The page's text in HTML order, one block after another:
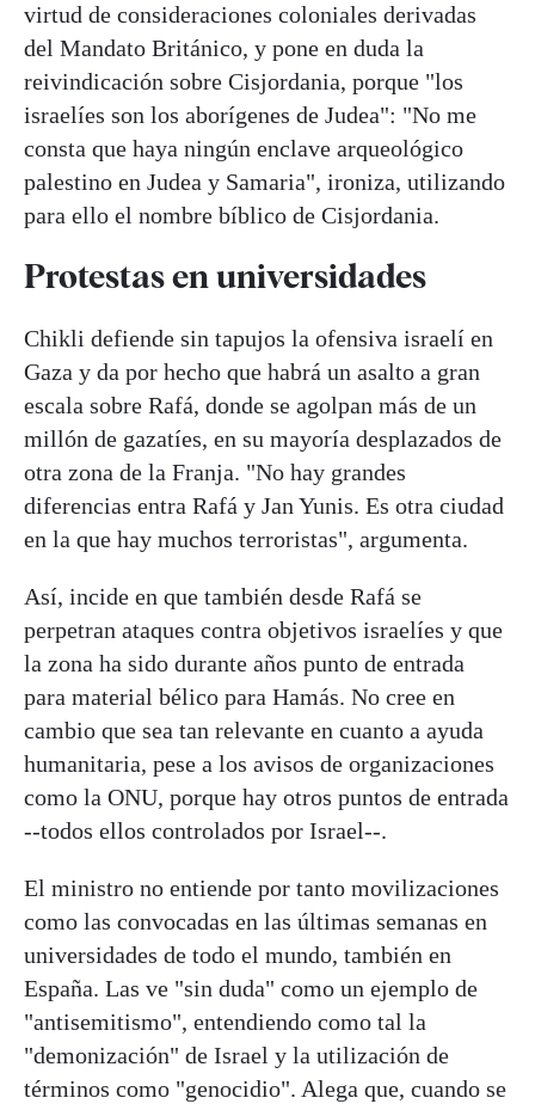
virtud de consideraciones coloniales derivadas
del Mandato Británico, y pone en duda la
reivindicación sobre Cisjordania, porque "los
israelíes son los aborígenes de Judea": "No me
consta que haya ningún enclave arqueológico
palestino en Judea y Samaria", ironiza, utilizando
para ello el nombre bíblico de Cisjordania.
Protestas en universidades
Chikli defiende sin tapujos la ofensiva israelí en
Gaza y da por hecho que habrá un asalto a gran
escala sobre Rafá, donde se agolpan más de un
millón de gazatíes, en su mayoría desplazados de
otra zona de la Franja. "No hay grandes
diferencias entra Rafá y Jan Yunis. Es otra ciudad
en la que hay muchos terroristas", argumenta.
Así, incide en que también desde Rafá se
perpetran ataques contra objetivos israelíes y que
la zona ha sido durante años punto de entrada
para material bélico para Hamás. No cree en
cambio que sea tan relevante en cuanto a ayuda
humanitaria, pese a los avisos de organizaciones
como la ONU, porque hay otros puntos de entrada
--todos ellos controlados por Israel--.
El ministro no entiende por tanto movilizaciones
como las convocadas en las últimas semanas en
universidades de todo el mundo, también en
España. Las ve "sin duda" como un ejemplo de
"antisemitismo", entendiendo como tal la
"demonización" de Israel y la utilización de
términos como "genocidio". Alega que, cuando se